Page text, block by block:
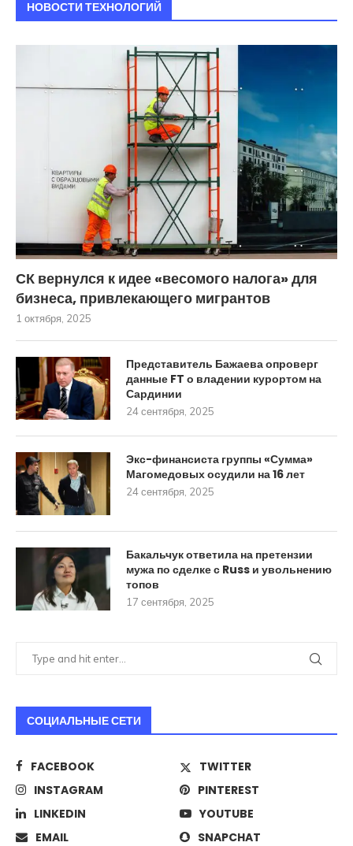
НОВОСТИ ТЕХНОЛОГИЙ
СК вернулся к идее «весомого налога» для
бизнеса, привлекающего мигрантов
1 октября, 2025
Представитель Бажаева опроверг
данные FT о владении курортом на
Сардинии
24 сентября, 2025
Экс-финансиста группы «Сумма»
Магомедовых осудили на 16 лет
24 сентября, 2025
Бакальчук ответила на претензии
мужа по сделке с Russ и увольнению
топов
17 сентября, 2025
СОЦИАЛЬНЫЕ СЕТИ
FACEBOOK
TWITTER
INSTAGRAM
PINTEREST
LINKEDIN
YOUTUBE
EMAIL
SNAPCHAT